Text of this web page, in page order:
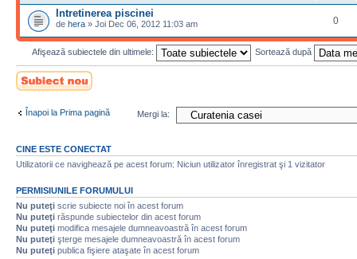
Intretinerea piscinei
de hera » Joi Dec 06, 2012 11:03 am 0
Afişează subiectele din ultimele: Sortează după
Scrie un subiect
nou
Înapoi la Prima pagină Mergi la:
CINE ESTE CONECTAT
Utilizatorii ce navighează pe acest forum: Niciun utilizator înregistrat şi 1 vizitator
PERMISIUNILE FORUMULUI
Nu puteţi scrie subiecte noi în acest forum
Nu puteţi răspunde subiectelor din acest forum
Nu puteţi modifica mesajele dumneavoastră în acest forum
Nu puteţi şterge mesajele dumneavoastră în acest forum
Nu puteţi publica fişiere ataşate în acest forum